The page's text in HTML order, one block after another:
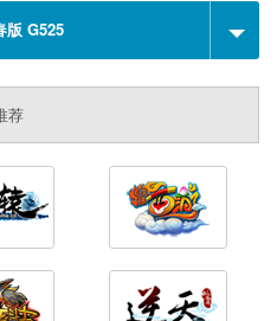
版 G525
荐